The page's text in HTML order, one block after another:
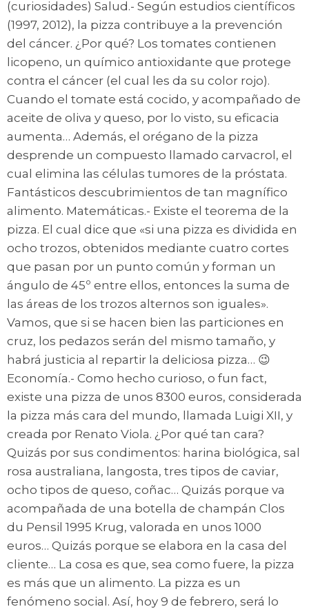
(curiosidades) Salud.- Según estudios científicos
(1997, 2012), la pizza contribuye a la prevención
del cáncer. ¿Por qué? Los tomates contienen
licopeno, un químico antioxidante que protege
contra el cáncer (el cual les da su color rojo).
Cuando el tomate está cocido, y acompañado de
aceite de oliva y queso, por lo visto, su eficacia
aumenta… Además, el orégano de la pizza
desprende un compuesto llamado carvacrol, el
cual elimina las células tumores de la próstata.
Fantásticos descubrimientos de tan magnífico
alimento. Matemáticas.- Existe el teorema de la
pizza. El cual dice que «si una pizza es dividida en
ocho trozos, obtenidos mediante cuatro cortes
que pasan por un punto común y forman un
ángulo de 45º entre ellos, entonces la suma de
las áreas de los trozos alternos son iguales».
Vamos, que si se hacen bien las particiones en
cruz, los pedazos serán del mismo tamaño, y
habrá justicia al repartir la deliciosa pizza… 😉
Economía.- Como hecho curioso, o fun fact,
existe una pizza de unos 8300 euros, considerada
la pizza más cara del mundo, llamada Luigi XII, y
creada por Renato Viola. ¿Por qué tan cara?
Quizás por sus condimentos: harina biológica, sal
rosa australiana, langosta, tres tipos de caviar,
ocho tipos de queso, coñac… Quizás porque va
acompañada de una botella de champán Clos
du Pensil 1995 Krug, valorada en unos 1000
euros… Quizás porque se elabora en la casa del
cliente… La cosa es que, sea como fuere, la pizza
es más que un alimento. La pizza es un
fenómeno social. Así, hoy 9 de febrero, será lo